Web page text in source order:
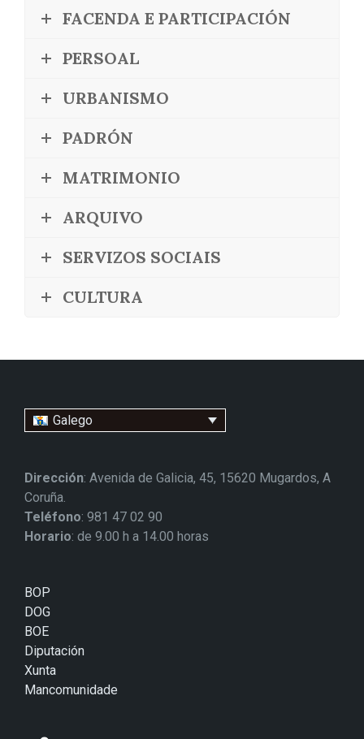
FACENDA E PARTICIPACIÓN
PERSOAL
URBANISMO
PADRÓN
MATRIMONIO
ARQUIVO
SERVIZOS SOCIAIS
CULTURA
Galego
Dirección: Avenida de Galicia, 45, 15620 Mugardos, A
Coruña.
Teléfono: 981 47 02 90
Horario: de 9.00 h a 14.00 horas
BOP
DOG
BOE
Diputación
Xunta
Mancomunidade